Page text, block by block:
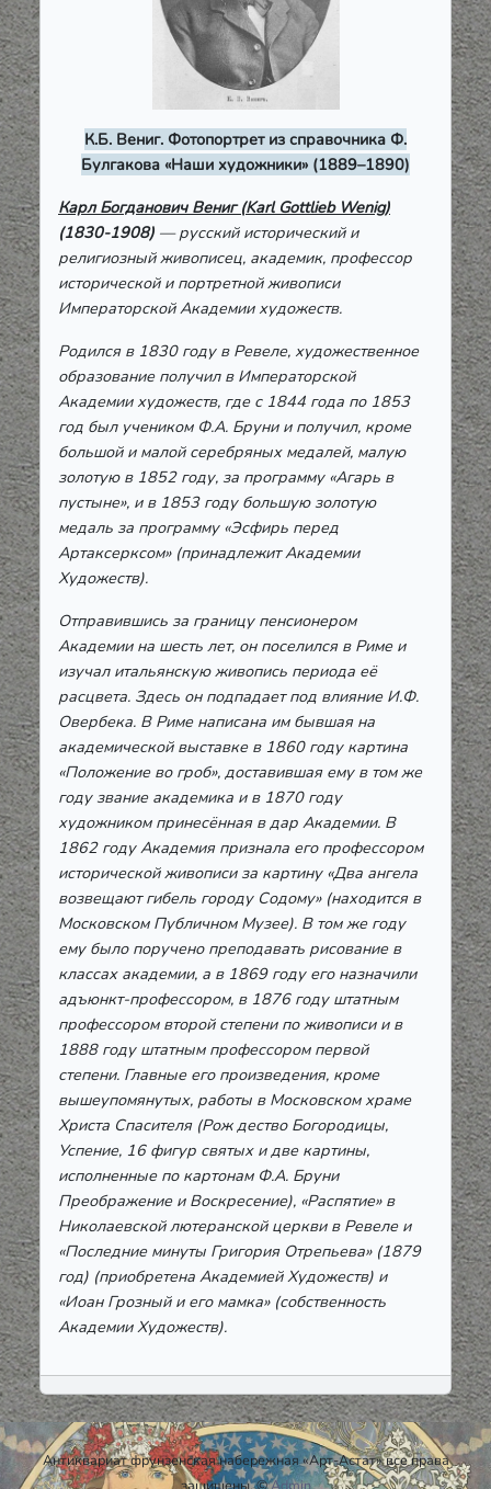
К.Б. Вениг. Фотопортрет из справочника Ф.
Булгакова «Наши художники» (1889–1890)
Карл Богданович Вениг (Karl Gottlieb Wenig)
(1830-1908) — русский исторический и
религиозный живописец, академик, профессор
исторической и портретной живописи
Императорской Академии художеств.
Родился в 1830 году в Ревеле, художественное
образование получил в Императорской
Академии художеств, где с 1844 года по 1853
год был учеником Ф.А. Бруни и получил, кроме
большой и малой серебряных медалей, малую
золотую в 1852 году, за программу «Агарь в
пустыне», и в 1853 году большую золотую
медаль за программу «Эсфирь перед
Артаксерксом» (принадлежит Академии
Художеств).
Отправившись за границу пенсионером
Академии на шесть лет, он поселился в Риме и
изучал итальянскую живопись периода её
расцвета. Здесь он подпадает под влияние И.Ф.
Овербека. В Риме написана им бывшая на
академической выставке в 1860 году картина
«Положение во гроб», доставившая ему в том же
году звание академика и в 1870 году
художником принесённая в дар Академии. В
1862 году Академия признала его профессором
исторической живописи за картину «Два ангела
возвещают гибель городу Содому» (находится в
Московском Публичном Музее). В том же году
ему было поручено преподавать рисование в
классах академии, а в 1869 году его назначили
адъюнкт-профессором, в 1876 году штатным
профессором второй степени по живописи и в
1888 году штатным профессором первой
степени. Главные его произведения, кроме
вышеупомянутых, работы в Московском храме
Христа Спасителя (Рож дество Богородицы,
Успение, 16 фигур святых и две картины,
исполненные по картонам Ф.А. Бруни
Преображение и Воскресение), «Распятие» в
Николаевской лютеранской церкви в Ревеле и
«Последние минуты Григория Отрепьева» (1879
год) (приобретена Академией Художеств) и
«Иоан Грозный и его мамка» (собственность
Академии Художеств).
Антиквариат фрунзенская набережная «Арт-Астат» все права